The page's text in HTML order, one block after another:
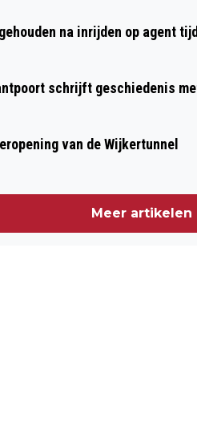
na inrijden op agent
schrijft geschiedenis
van de Wijkertunnel
Meer artikelen